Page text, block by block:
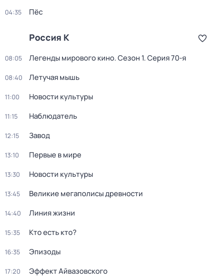
04:35 Пёс
Россия К
08:05 Легенды мирового кино. Сезон 1. Серия 70-я
08:40 Летучая мышь
11:00 Новости культуры
11:15 Наблюдатель
12:15 Завод
13:10 Первые в мире
13:30 Новости культуры
13:45 Великие мегаполисы древности
14:40 Линия жизни
15:35 Кто есть кто?
16:35 Эпизоды
17:20 Эффект Айвазовского